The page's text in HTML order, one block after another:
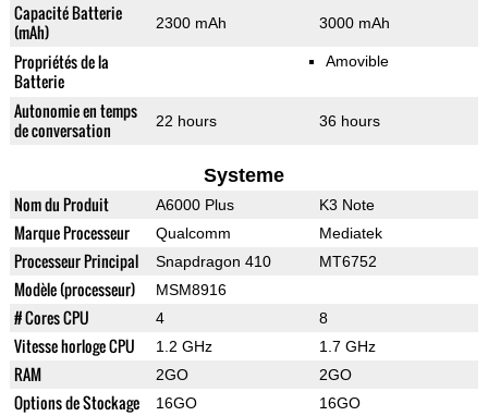
Capacité Batterie
(mAh)
2300 mAh 3000 mAh
Propriétés de la
Batterie
Amovible
Autonomie en temps
de conversation
22 hours 36 hours
Systeme
Nom du Produit A6000 Plus K3 Note
Marque Processeur Qualcomm Mediatek
Processeur Principal Snapdragon 410 MT6752
Modèle (processeur) MSM8916
# Cores CPU 4 8
Vitesse horloge CPU 1.2 GHz 1.7 GHz
RAM 2GO 2GO
Options de Stockage 16GO 16GO